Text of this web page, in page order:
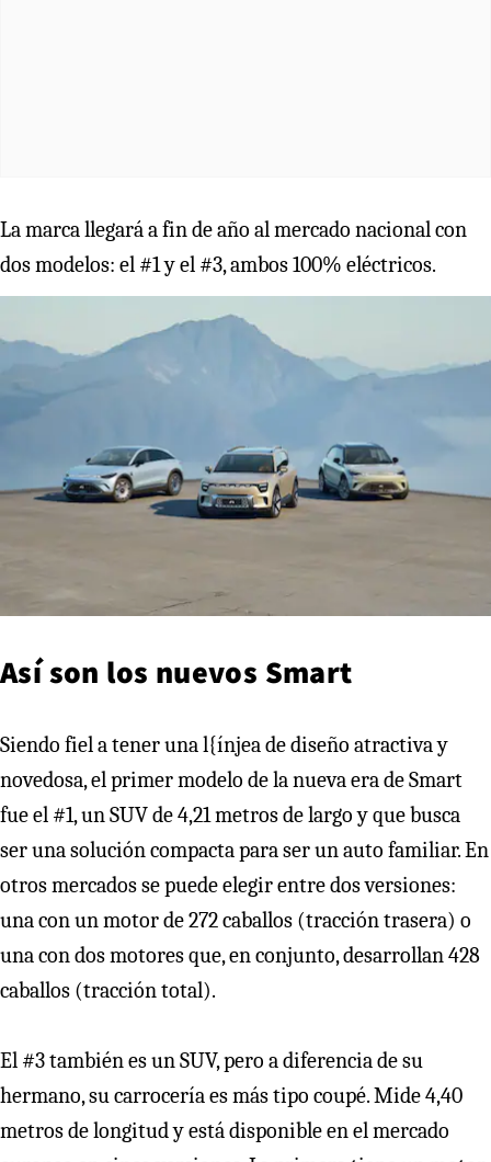
La marca llegará a fin de año al mercado nacional con
dos modelos: el #1 y el #3, ambos 100% eléctricos.
Así son los nuevos Smart
Siendo fiel a tener una l{ínjea de diseño atractiva y
novedosa, el primer modelo de la nueva era de Smart
fue el #1, un SUV de 4,21 metros de largo y que busca
ser una solución compacta para ser un auto familiar. En
otros mercados se puede elegir entre dos versiones:
una con un motor de 272 caballos (tracción trasera) o
una con dos motores que, en conjunto, desarrollan 428
caballos (tracción total).
El #3 también es un SUV, pero a diferencia de su
hermano, su carrocería es más tipo coupé. Mide 4,40
metros de longitud y está disponible en el mercado